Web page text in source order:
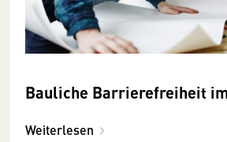
Bauliche Barrierefreiheit
Weiterlesen